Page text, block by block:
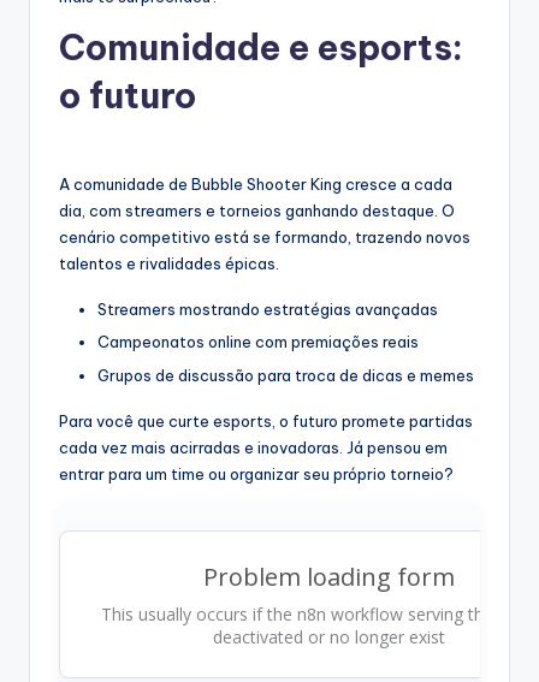
Comunidade e esports:
o futuro
A comunidade de Bubble Shooter King cresce a cada
dia, com streamers e torneios ganhando destaque. O
cenário competitivo está se formando, trazendo novos
talentos e rivalidades épicas.
Streamers mostrando estratégias avançadas
Campeonatos online com premiações reais
Grupos de discussão para troca de dicas e memes
Para você que curte esports, o futuro promete partidas
cada vez mais acirradas e inovadoras. Já pensou em
entrar para um time ou organizar seu próprio torneio?